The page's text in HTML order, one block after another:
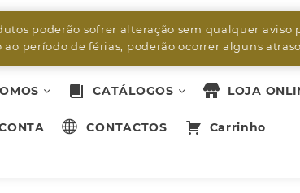
poderão sofrer alteração sem qualquer
período de férias, poderão ocorrer alguns
CATÁLOGOS LOJA
CONTACTOS Carrinho